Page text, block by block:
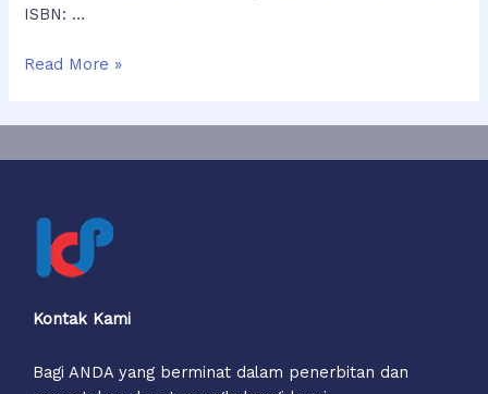
ISBN: …
PENGANTAR
Read More »
Kontak Kami
Bagi ANDA yang berminat dalam penerbitan dan